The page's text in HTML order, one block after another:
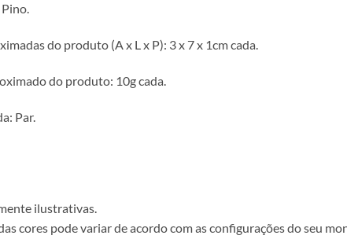
do produto (A x L x P): 3 x 7 x 1cm cada.
do produto: 10g cada.
Par.
ilustrativas.
cores pode variar de acordo com as configurações do seu